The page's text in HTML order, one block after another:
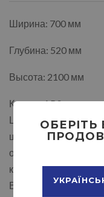
Ширина: 700 мм
Глубина: 520 мм
Высота: 2100 мм
Кромка ABS.
Цвет белый, дуб
шамони светлый,
орех, яблоня, орех
комбинирование
Возможно